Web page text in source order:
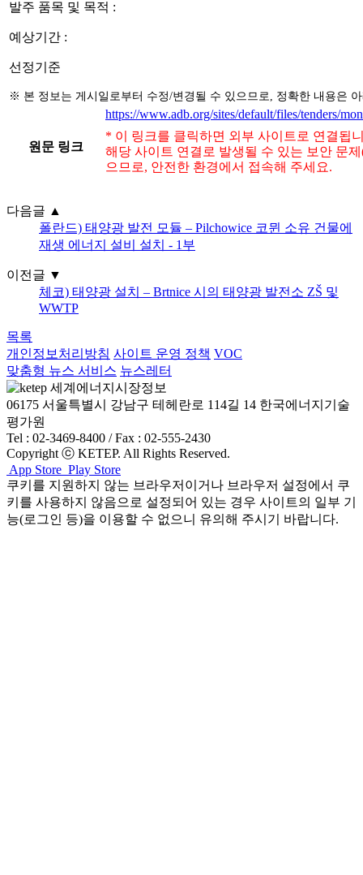
발주 품목 및 목적 :
예상기간 :
선정기준
※ 본 정보는 게시일로부터 수정/변경될 수 있으므로, 정확한 내용은
원문 링크
https://www.adb.org/sites/default/files/tenders/
* 이 링크를 클릭하면 외부 사이트로 연결됩
해당 사이트 연결로 발생될 수 있는 보안 문
으므로, 안전한 환경에서 접속해 주세요.
다음글 ▲
폴란드) 태양광 발전 모듈 – Pilchowice 코뮌 소유 건물에
재생 에너지 설비 설치 - 1부
이전글 ▼
체코) 태양광 설치 – Brtnice 시의 태양광 발전소 ZŠ 및
WWTP
목록
개인정보처리방침 사이트 운영 정책 VOC
맞춤형 뉴스 서비스 뉴스레터
06175 서울특별시 강남구 테헤란로 114길 14 한국에너지기술
평가원
Tel : 02-3469-8400 / Fax : 02-555-2430
Copyright ⓒ KETEP. All Rights Reserved.
App Store Play Store
쿠키를 지원하지 않는 브라우저이거나 브라우저 설정에서 쿠
키를 사용하지 않음으로 설정되어 있는 경우 사이트의 일부 기
능(로그인 등)을 이용할 수 없으니 유의해 주시기 바랍니다.